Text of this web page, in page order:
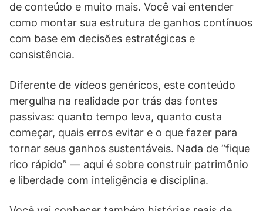
de conteúdo e muito mais. Você vai entender
como montar sua estrutura de ganhos contínuos
com base em decisões estratégicas e
consistência.
Diferente de vídeos genéricos, este conteúdo
mergulha na realidade por trás das fontes
passivas: quanto tempo leva, quanto custa
começar, quais erros evitar e o que fazer para
tornar seus ganhos sustentáveis. Nada de “fique
rico rápido” — aqui é sobre construir patrimônio
e liberdade com inteligência e disciplina.